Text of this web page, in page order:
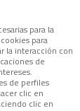
para la
para
la interacción con
de
de perfiles
clic en
clic en